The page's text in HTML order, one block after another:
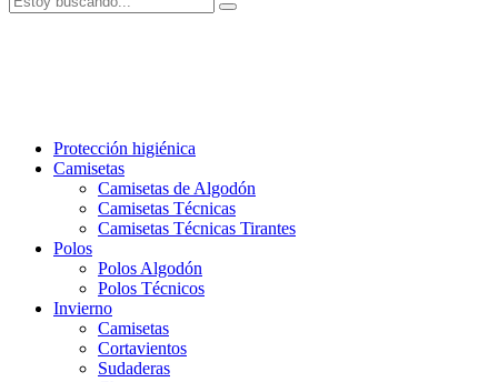
Protección higiénica
Camisetas
Camisetas de Algodón
Camisetas Técnicas
Camisetas Técnicas Tirantes
Polos
Polos Algodón
Polos Técnicos
Invierno
Camisetas
Cortavientos
Sudaderas